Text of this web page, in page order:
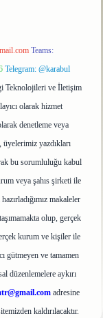
Teams:
Telegram: @karabul
Teknolojileri ve İletişim
olarak hizmet
denetleme veya
yazdıkları
bu sorumluluğu kabul
veya şahıs şirketi ile
makaleler
olup, gerçek
kurum ve kişiler ile
gütmeyen ve tamamen
düzenlemelere aykırı
adresine
kaldırılacaktır.